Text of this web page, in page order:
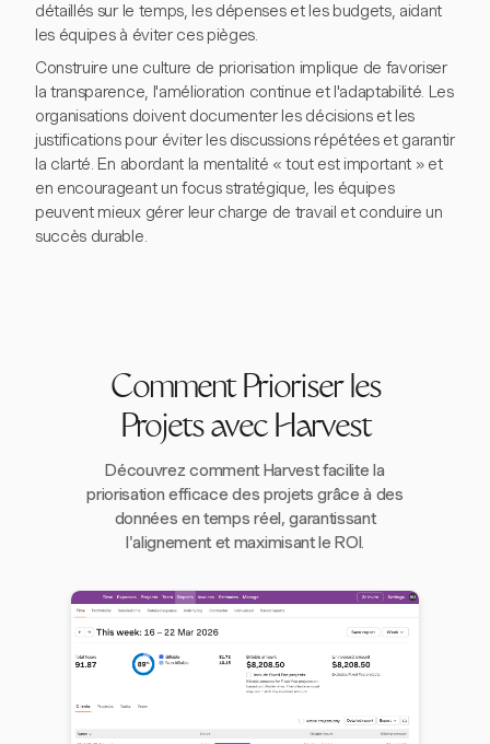
détaillés sur le temps, les dépenses et les budgets, aidant
les équipes à éviter ces pièges.
Construire une culture de priorisation implique de favoriser
la transparence, l'amélioration continue et l'adaptabilité. Les
organisations doivent documenter les décisions et les
justifications pour éviter les discussions répétées et garantir
la clarté. En abordant la mentalité « tout est important » et
en encourageant un focus stratégique, les équipes
peuvent mieux gérer leur charge de travail et conduire un
succès durable.
Comment Prioriser les
Projets avec Harvest
Découvrez comment Harvest facilite la
priorisation efficace des projets grâce à des
données en temps réel, garantissant
l'alignement et maximisant le ROI.